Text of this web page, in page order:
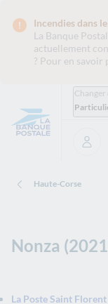
Incendies dans
La Banque
actuellement
? Pour en savoir
Changer
Se
Haute-Corse
Nonza
La Poste Saint Florent